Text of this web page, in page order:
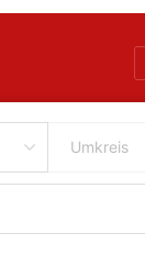
Umkreis